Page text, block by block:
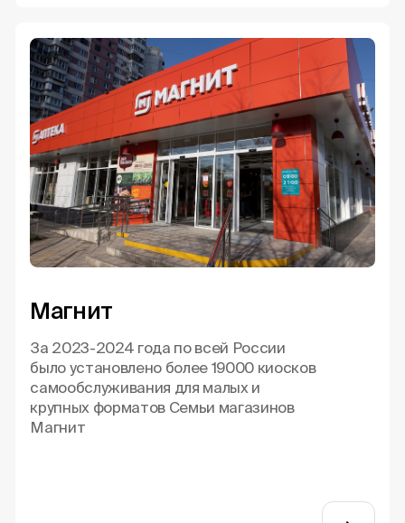
Магнит
За 2023-2024 года по всей России
было установлено более 19000 киосков
самообслуживания для малых и
крупных форматов Семьи магазинов
Магнит